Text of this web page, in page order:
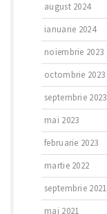
august 2024
ianuarie 2024
noiembrie 2023
octombrie 2023
septembrie 2023
mai 2023
februarie 2023
martie 2022
septembrie 2021
mai 2021